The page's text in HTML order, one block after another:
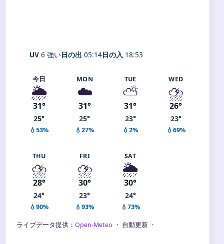
UV 6 強い日の出 05:14日の入 18:53
今日
🌦️
31°
25°
💧53%
MON
☁️
31°
25°
💧27%
TUE
⛅
31°
23°
💧2%
WED
⛈️
26°
23°
💧69%
THU
⛈️
28°
24°
💧90%
FRI
⛈️
30°
23°
💧93%
SAT
🌦️
30°
24°
💧73%
ライブデータ提供： Open-Meteo ・ 自動更新 ・